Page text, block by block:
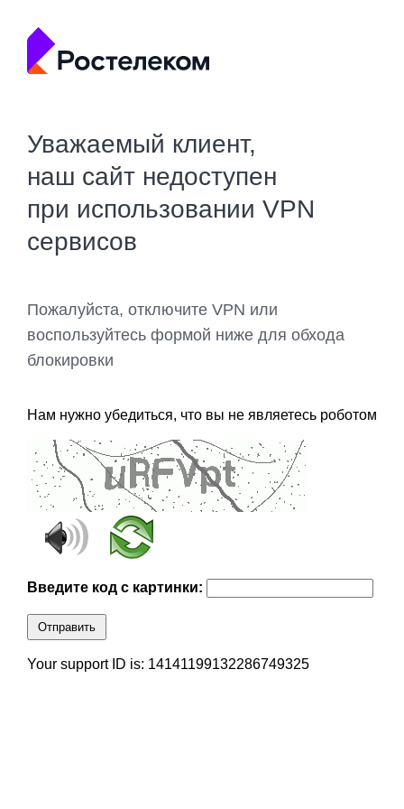
Уважаемый клиент,
наш сайт недоступен
при использовании VPN
сервисов
Пожалуйста, отключите VPN или
воспользуйтесь формой ниже для обхода
блокировки
Нам нужно убедиться, что вы не являетесь роботом
Введите код с картинки:
Отправить
Your support ID is: 14141199132286749325